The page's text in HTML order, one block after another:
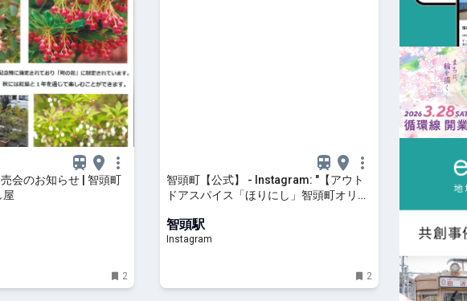
会のお知らせ | 智頭町
屋
2
智頭町【公式】 - Instagram: "【アウト
ドアスパイス「ほりにし」智頭町オリジ
役場の中の人です。 今回は、大人気アウ
トドアスパイスの「ほりにし」から
智頭駅
Instagram
2